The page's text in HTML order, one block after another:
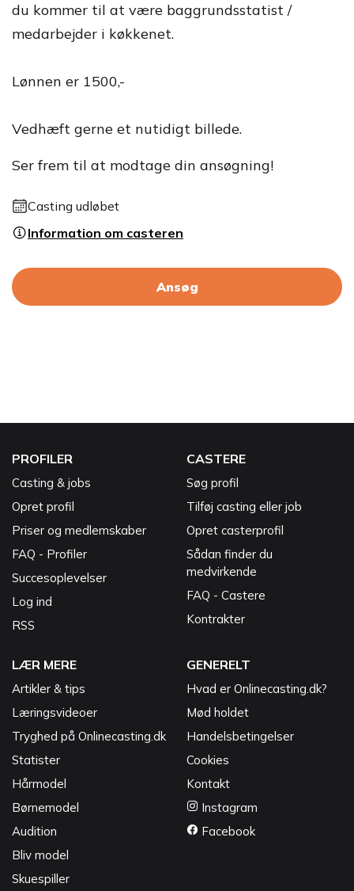
du kommer til at være baggrundsstatist /
medarbejder i køkkenet.
Lønnen er 1500,-
Vedhæft gerne et nutidigt billede.
Ser frem til at modtage din ansøgning!
Casting udløbet
Information om casteren
Ansøg
PROFILER
Casting & jobs
Opret profil
Priser og medlemskaber
FAQ - Profiler
Succesoplevelser
Log ind
RSS
CASTERE
Søg profil
Tilføj casting eller job
Opret casterprofil
Sådan finder du
medvirkende
FAQ - Castere
Kontrakter
LÆR MERE
Artikler & tips
Læringsvideoer
Tryghed på Onlinecasting.dk
Statister
Hårmodel
Børnemodel
Audition
Bliv model
Skuespiller
GENERELT
Hvad er Onlinecasting.dk?
Mød holdet
Handelsbetingelser
Cookies
Kontakt
Instagram
Facebook